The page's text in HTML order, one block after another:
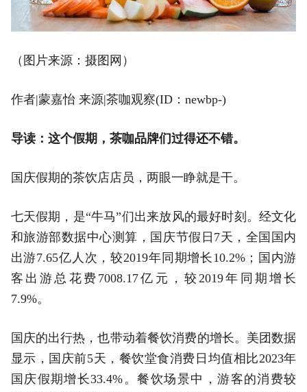
（图片来源：摄图网）
作者|蒙嘉怡 来源|茶咖观察(ID：newbp-)
导读： 这个假期，茶咖品牌们过得还不错。
国庆假期的茶饮店店员，两眼一睁就是干。
七天假期，是“牛马”们出来放风的最好时刻。经文化
和旅游部数据中心测算，国庆节假日7天，全国国内
出游7.65亿人次，较2019年同期增长10.2%；国内游
客出游总花费7008.17亿元，较2019年同期增长
7.9%。
国庆的出行热，也带动着餐饮消费的增长。美团数据
显示，国庆前5天，餐饮堂食消费日均值相比2023年
国庆假期增长33.4%。餐饮场景中，游客的消费较